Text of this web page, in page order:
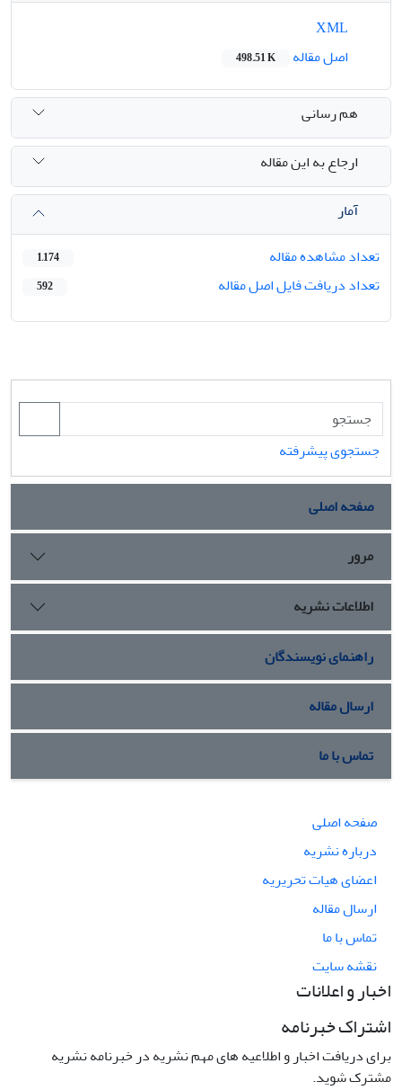
اصل مقاله
498.51 K
هم رسانی
ارجاع به این مقاله
آمار
تعداد مشاهده مقاله
1,174
تعداد دریافت فایل اصل مقاله 592
جستجوی پیشرفته
صفحه اصلی
مرور
اطلاعات نشریه
راهنمای نویسندگان
ارسال مقاله
تماس با ما
صفحه اصلی
درباره نشریه
اعضای هیات تحریریه
ارسال مقاله
تماس با ما
نقشه سایت
اخبار و اعلانات
اشتراک خبرنامه
برای دریافت اخبار و اطلاعیه های مهم نشریه در خبرنامه نشریه
مشترک شوید.